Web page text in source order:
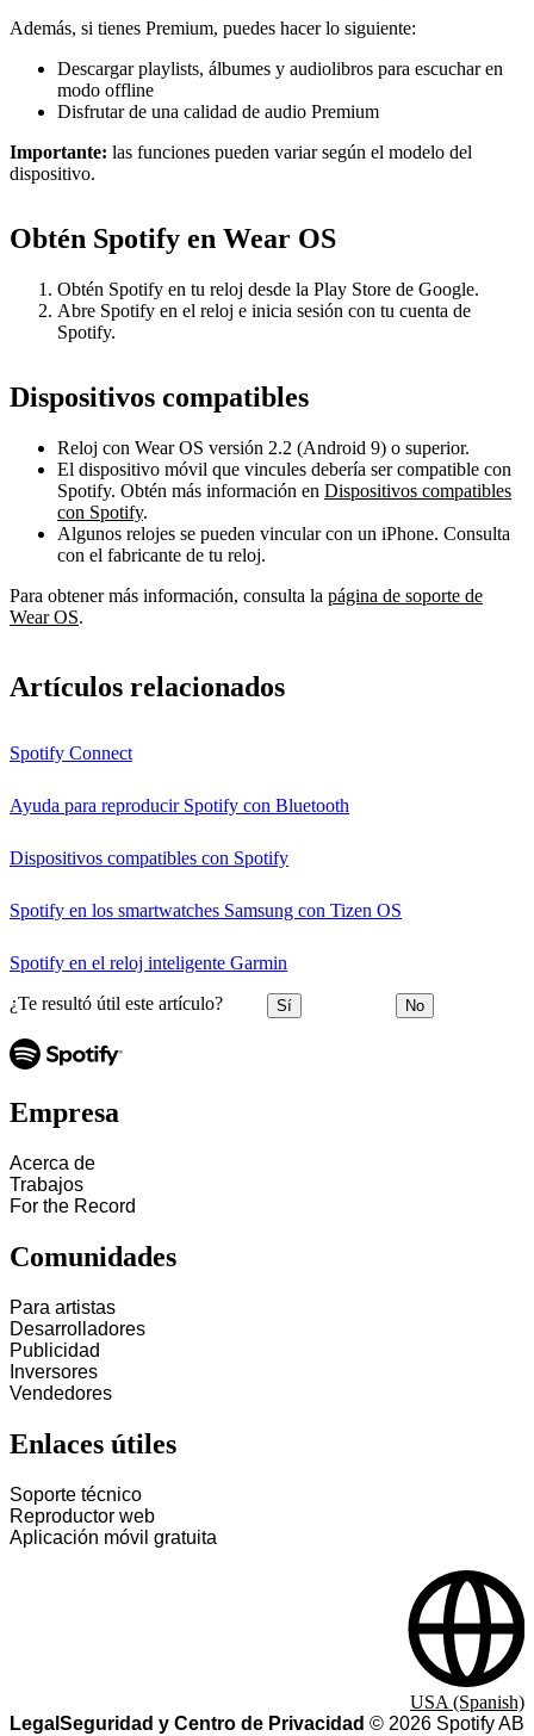
Además, si tienes Premium, puedes hacer lo siguiente:
Descargar playlists, álbumes y audiolibros para escuchar en
modo offline
Disfrutar de una calidad de audio Premium
Importante: las funciones pueden variar según el modelo del
dispositivo.
Obtén Spotify en Wear OS
Obtén Spotify en tu reloj desde la Play Store de Google.
Abre Spotify en el reloj e inicia sesión con tu cuenta de
Spotify.
Dispositivos compatibles
Reloj con Wear OS versión 2.2 (Android 9) o superior.
El dispositivo móvil que vincules debería ser compatible con
Spotify. Obtén más información en Dispositivos compatibles
con Spotify.
Algunos relojes se pueden vincular con un iPhone. Consulta
con el fabricante de tu reloj.
Para obtener más información, consulta la página de soporte de
Wear OS.
Artículos relacionados
Spotify Connect
Ayuda para reproducir Spotify con Bluetooth
Dispositivos compatibles con Spotify
Spotify en los smartwatches Samsung con Tizen OS
Spotify en el reloj inteligente Garmin
¿Te resultó útil este artículo? Sí No
Empresa
Acerca de
Trabajos
For the Record
Comunidades
Para artistas
Desarrolladores
Publicidad
Inversores
Vendedores
Enlaces útiles
Soporte técnico
Reproductor web
Aplicación móvil gratuita
Legal Seguridad y Centro de Privacidad © 2026 Spotify AB
USA (Spanish)